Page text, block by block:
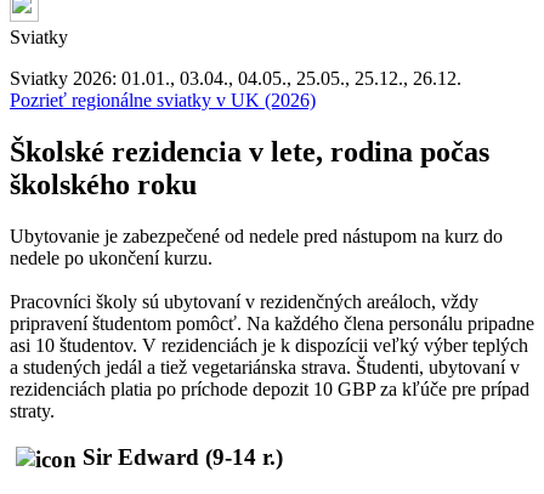
Sviatky
Sviatky 2026: 01.01., 03.04., 04.05., 25.05., 25.12., 26.12.
Pozrieť regionálne sviatky v UK (2026)
Školské rezidencia v lete, rodina počas
školského roku
Ubytovanie je zabezpečené od nedele pred nástupom na kurz do
nedele po ukončení kurzu.
Pracovníci školy sú ubytovaní v rezidenčných areáloch, vždy
pripravení študentom pomôcť. Na každého člena personálu pripadne
asi 10 študentov. V rezidenciách je k dispozícii veľký výber teplých
a studených jedál a tiež vegetariánska strava. Študenti, ubytovaní v
rezidenciách platia po príchode depozit 10 GBP za kľúče pre prípad
straty.
Sir Edward (9-14 r.)